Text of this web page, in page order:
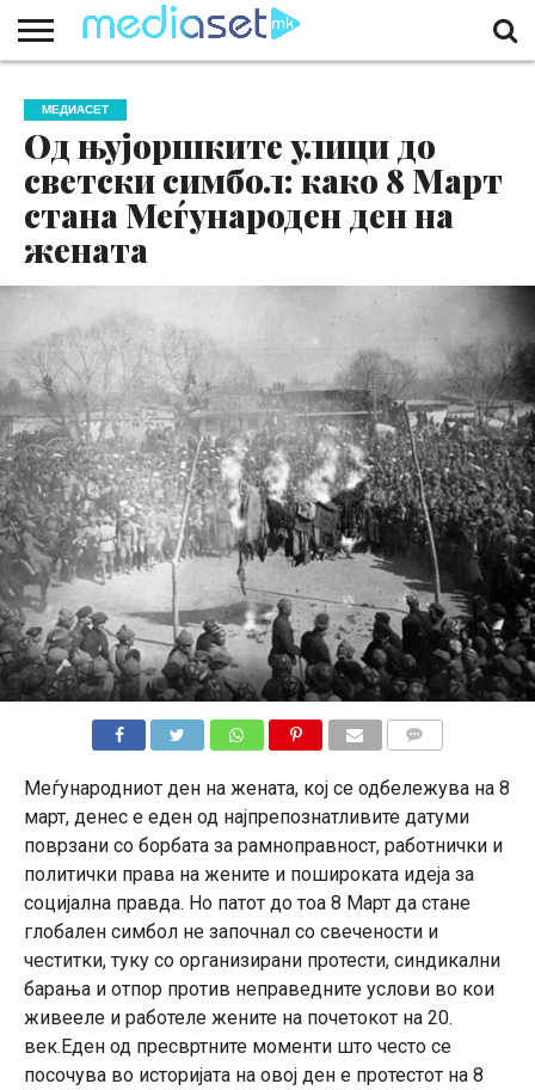
НАС
КОНТАКТ
МАРКЕТИНГ
ПОЧЕТНА
МЕДИАСЕТ
Од њујоршките улици до
светски симбол: како 8 Март
стана Меѓународен ден на
жената
Меѓународниот ден на жената, кој се одбележува на 8
март, денес е еден од најпрепознатливите датуми
поврзани со борбата за рамноправност, работнички и
политички права на жените и пошироката идеја за
социјална правда. Но патот до тоа 8 Март да стане
глобален симбол не започнал со свечености и
честитки, туку со организирани протести, синдикални
барања и отпор против неправедните услови во кои
живееле и работеле жените на почетокот на 20.
век.Еден од пресвртните моменти што често се
посочува во историјата на овој ден е протестот на 8